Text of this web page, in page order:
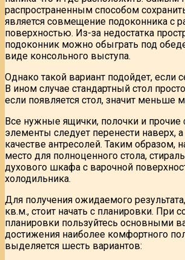
распространенным способом
является совмещение подоконника с
поверхностью. Из-за недостатка
подоконник можно обыграть под
виде консольного выступа.
Однако такой вариант подойдет, если
В ином случае стандартный стол
если появляется стол, значит меньше
Все нужные ящички, полочки и
элементы следует перенести наверх,
качестве антресолей. Таким образом,
место для полноценного стола,
духового шкафа с варочной
холодильника.
Для получения ожидаемого
кв.м., стоит начать с планировки. При
планировки пользуйтесь основными
достижения наиболее комфортного
выделяется шесть вариантов: